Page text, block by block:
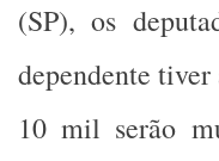
(SP), os
dependente
10 mil serão